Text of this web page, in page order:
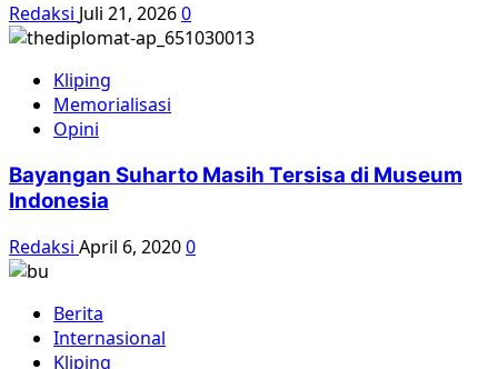
Redaksi Juli 21, 20260
Kliping
Memorialisasi
Opini
Bayangan Suharto Masih Tersisa di Museum
Indonesia
Redaksi April 6, 20200
Berita
Internasional
Kliping